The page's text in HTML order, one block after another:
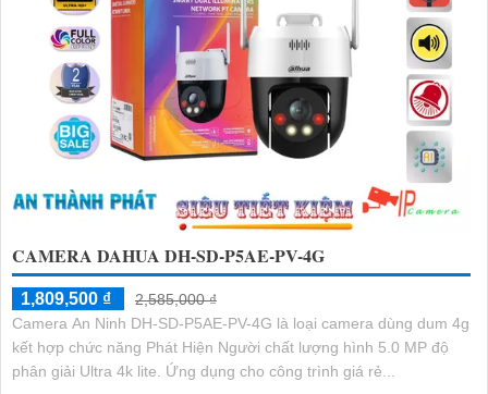
CAMERA DAHUA DH-SD-P5AE-PV-4G
1,809,500 ₫
2,585,000 ₫
Camera An Ninh DH-SD-P5AE-PV-4G là loại camera dùng dum 4g
kết hợp chức năng Phát Hiện Người chất lượng hình 5.0 MP độ
phân giải Ultra 4k lite. Ứng dụng cho công trình giá rẻ...